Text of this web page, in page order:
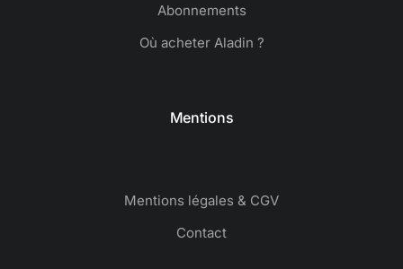
Abonnements
Où acheter Aladin ?
Mentions
Mentions légales & CGV
Contact